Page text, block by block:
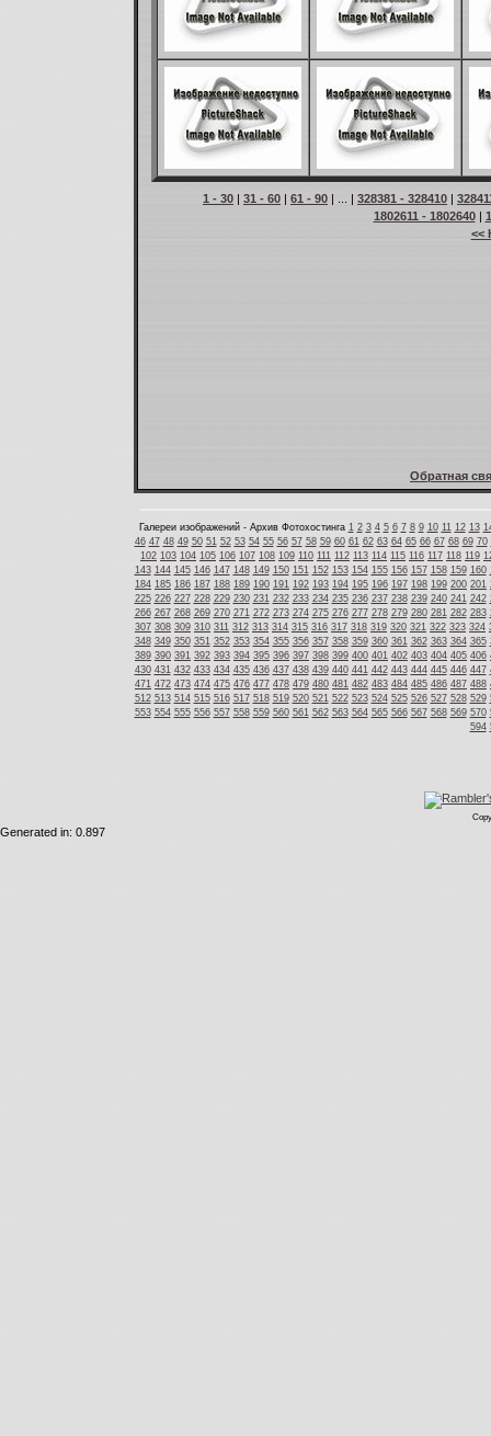
1 - 30 | 31 - 60 | 61 - 90 | ... | 328381 - 328410 |
1802611 - 1802640|
<<
Обратная
Галереи изображений - Архив Фотохостинга 1 2 3 4 5 6 7 8 9 10 11 12 13
46 47 48 49 50 51 52 53 54 55 56 57 58 59 60 61 62 63 64 65 66 67 68 69 70
102 103 104 105 106 107 108 109 110 111 112 113 114 115 116 117 118 119
143 144 145 146 147 148 149 150 151 152 153 154 155 156 157 158 159 160
184 185 186 187 188 189 190 191 192 193 194 195 196 197 198 199 200 201
225 226 227 228 229 230 231 232 233 234 235 236 237 238 239 240 241 242
266 267 268 269 270 271 272 273 274 275 276 277 278 279 280 281 282 283
307 308 309 310 311 312 313 314 315 316 317 318 319 320 321 322 323 324
348 349 350 351 352 353 354 355 356 357 358 359 360 361 362 363 364 365
389 390 391 392 393 394 395 396 397 398 399 400 401 402 403 404 405 406
430 431 432 433 434 435 436 437 438 439 440 441 442 443 444 445 446 447
471 472 473 474 475 476 477 478 479 480 481 482 483 484 485 486 487 488
512 513 514 515 516 517 518 519 520 521 522 523 524 525 526 527 528 529
553 554 555 556 557 558 559 560 561 562 563 564 565 566 567 568 569 570
594
Generated in: 0.897